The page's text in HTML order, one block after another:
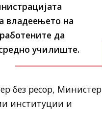
владеењето на
да
училиште.
без ресор, Министер
институции и